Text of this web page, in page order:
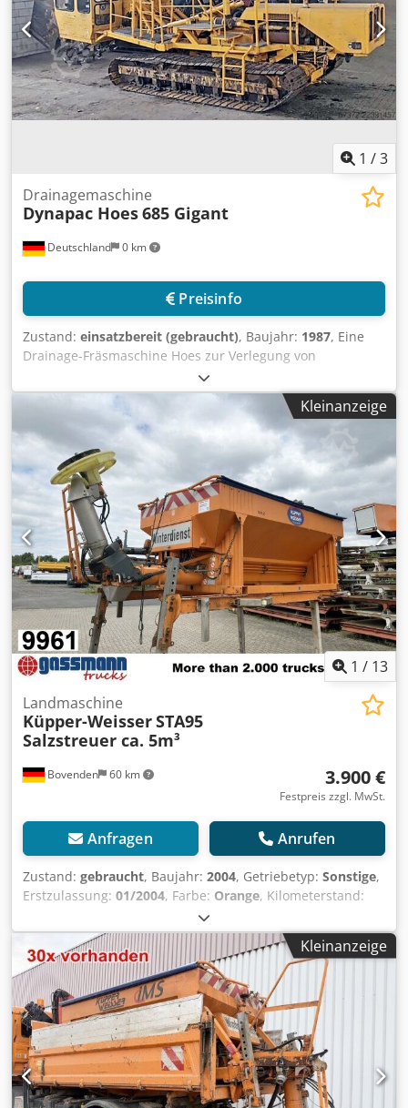
Beschaffenheit und Eignung beim Käufer keine falschen
Vorstellungen entstehen. Besichtigung und Prüfungen
sind jederzeit nach Terminabsprache möglich und
ausdrücklich erwünscht. Alle Angaben sind ohne Gewähr.
Für Irrtümer und fehlerhafte Angaben im Angebot wird
nicht gehaftet. Der Käufer ist verpflichtet sich
/Fahrzeuge zu überzeugen. Änderungen, Zwischenverkauf
1 /3
Deutschland 0 km
Drainagemaschine
Dynapac Hoes685 Gigant
Preisinfo
Zustand: einsatzbereit (gebraucht), Baujahr: 1987, Eine
Drainage-Fräsmaschine Hoes zur Verlegung von
Drainagerohren und Gräben zur Bodenentwässerung steht
zur Verfügung. Motor: Deutz F 8 L 413 F, Leistung: 157kW,
Drehmoment (1500U/min): 760Nm, Kraftstofftankvolumen:
435l, Öltankvolumen: 125l, max. Geschwindigkeit
Arbeitsgang/Transportgang: 2400m/min/4750m/min,
Laufwerklänge: 4900mm, Spurweite: 2120mm,
Bodenplattenbreite: 550mm, spez. Bodendruck: ca.
0,26kp/cm², max. Fräskettengeschwindigkeit: 5,69m/s,
Kettenzugfestigkeit: 640kN, Kettenteilung: 100mm, max.
Grabenbreite: 290mm, max. Grabentiefe: 1850mm.
Maschinendimensionen X/Y/Z: ca.
9650mm/2700mm/3400mm, Gewicht: ca. 13500kg,
Betriebsstunden: ca. 8470h. Die Maschine ist mit einem
Lasersystem ausgestattet. Inklusive vieler Ersatzteile.
Dokumentation vorhanden. Eine Besichtigung vor Ort ist
möglich. Dcedpfxeznmzbo Ahzek
Kleinanzeige
1 / 13
Bovenden 60 km
Landmaschine
Küpper-WeisserSTA95
Salzstreuer ca. 5m³
3.900 €
Festpreis zzgl. MwSt.
Anfragen Anrufen
Zustand: gebraucht, Baujahr: 2004, Getriebetyp: Sonstige,
Erstzulassung: 01/2004, Farbe: Orange, Kilometerstand:
1.785 kg
Fahrzeugstandort: Bovenden, Aufbau: Küpper-Weisser
Salzstreuer STA95 ca. 5m³ Steuerautomat mit 2 Kammern,
Befestigungssystem mit Ketten für Montage auf Kipper,
Salzkammern mit Plane abgedeckt, Zwei Förderschnecken,
Streuwinkelverstellung, Streumengenverstellung, Leiter
hinten links, Schutzplane für Stoßfänger hinten.
ZUBEHÖRANGABEN OHNE GEWÄHR, Änderungen,
Zwischenverkauf und Irrtümer vorbehalten! Dcodpfezpfl
Isx Ahzjk - .
Kleinanzeige